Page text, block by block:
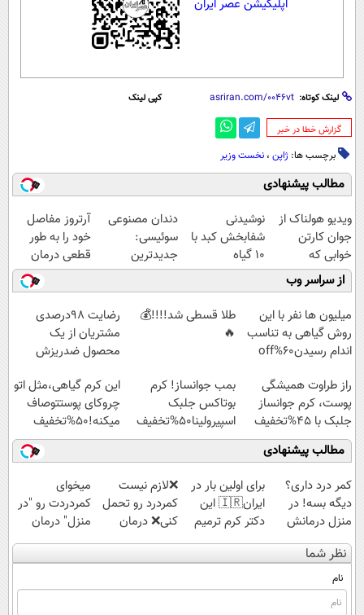
اپلیکیشن عصر ایران
لینک کوتاه: کپی لینک
‌گزارش خطا در خبر
برچسب ها: ژاپن ، نخست وزیر
مطالب پیشنهادی
ویدیو هولناک از
جوان کارتن
خوابی که
میلیاردر شد.
آموزش رایگان
نوشیدنی
شفابخش کبد با
10 گیاه
موثر(تخفیف تا
امشب)
دندان مصنوعی
سوئیسی:
جدیدترین
فناوری اروپا،
سبک و مقاوم |
پرداخت قسطی
آرتروز مفاصل
خود را به طور
قطعی درمان
کنید!
◗پرسش‌نامه◖
از سراسر وب
میلیون ها نفر با این
روش گیاهی به تناسب
اندام رسیدن60%off
طلا قسطی شد!!!!💰
🔥
رضایت 98درصدی
مشتریان از یک
محصول ضدریزش
گیاهی!45%تخفیف تا
امشب
راز طراوت همیشگی
پوست، کرم جوانساز
جلبک با 45%تخفیف
بمب جوانساز! کرم
بوتاکس جلبک
اسپیرولینا50%تخفیف
این کرم گیاهی،مثل اتو
چروکای پوستتوصاف
میکنه!50%تخفیف
مطالب پیشنهادی
کمر درد داری؟
دیگه بسه! در
منزل درمانش
کن
(◀پرسش‌نامه)
برای اولین بار در
ایران🇮🇷 این
دکتر کرم ترمیم
کننده 23 روزه
ساخت!
❌لازم نیست
کمردرد رو تحمل
کنی❌ درمان
بدون جراحی و
قرص
میخوای
کمردردت رو "در
منزل" درمان
کنی؟ (◂فیلم +
◂پرسش‌نامه)
نظر شما
نام